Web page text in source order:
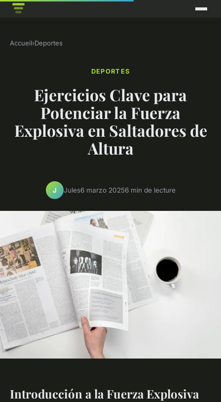
Accueil›Deportes
DEPORTES
Ejercicios Clave para
Potenciar la Fuerza
Explosiva en Saltadores de
Altura
J Jules6 marzo 20256 min de lecture
Introducción a la Fuerza Explosiva